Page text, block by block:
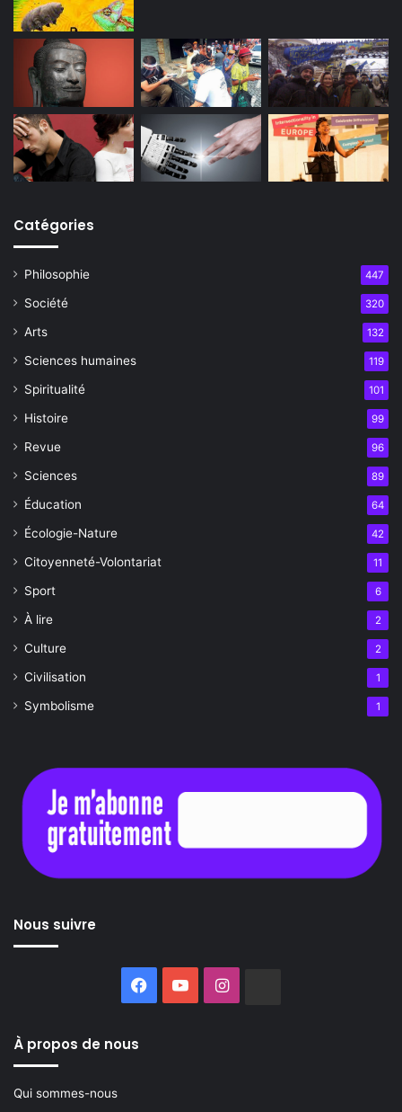
Catégories
Philosophie 447
Société 320
Arts 132
Sciences humaines 119
Spiritualité 101
Histoire 99
Revue 96
Sciences 89
Éducation 64
Écologie-Nature 42
Citoyenneté-Volontariat 11
Sport 6
À lire 2
Culture 2
Civilisation 1
Symbolisme 1
Nous suivre
Facebook
YouTubeInstagram
À propos de nous
Qui sommes-nous